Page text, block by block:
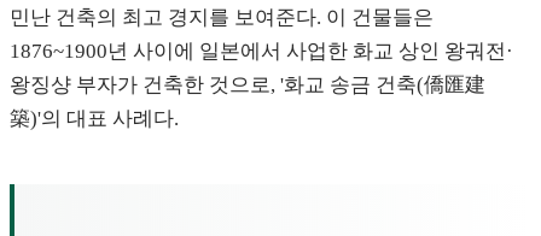
민난 건축의 최고 경지를 보여준다. 이 건물들은
1876~1900년 사이에 일본에서 사업한 화교 상인 왕궈전·
왕징샹 부자가 건축한 것으로, '화교 송금 건축(僑匯建
築)'의 대표 사례다.